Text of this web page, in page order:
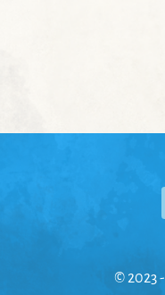
© 2023